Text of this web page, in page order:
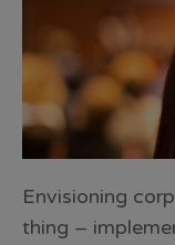
Envisioning
thing –